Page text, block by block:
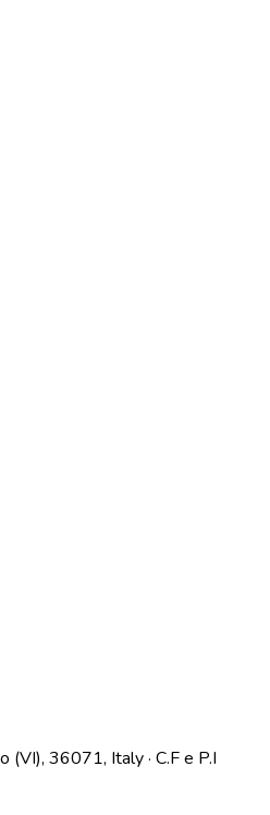
36071, Italy · C.F e P.I